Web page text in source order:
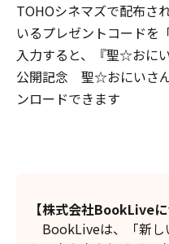
TOHOシネマズで配布さ
いるプレゼントコードを
入力すると、『聖☆おに
公開記念 聖☆おにいさ
ンロードできます
【株式会社BookLiveに
BookLiveは、「新し